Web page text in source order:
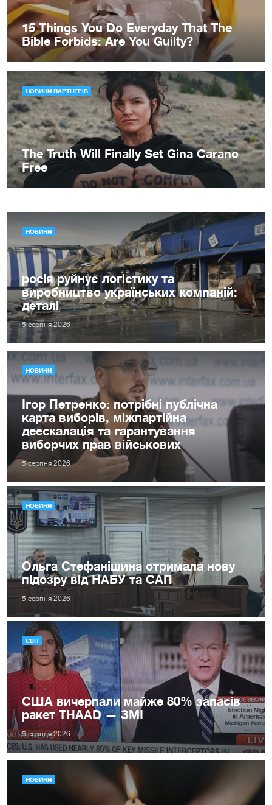
НОВИНИ
росія руйнує логістику та
виробництво українських компаній:
деталі
5 серпня 2026
НОВИНИ
Ігор Петренко: потрібні публічна
карта виборів, міжпартійна
деескалація та гарантування
виборчих прав військових
5 серпня 2026
НОВИНИ
Ольга Стефанішина отримала нову
підозру від НАБУ та САП
5 серпня 2026
СВІТ
США вичерпали майже 80% запасів
ракет THAAD — ЗМІ
5 серпня 2026
НОВИНИ